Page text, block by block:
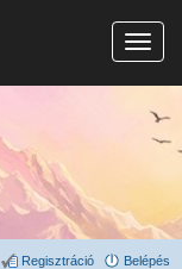
N
a
Belépés
Regisztráció